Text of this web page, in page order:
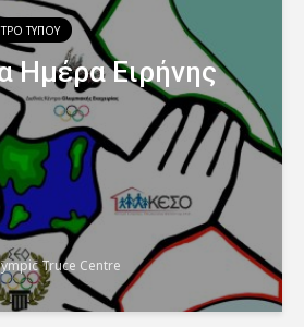
ΤΥΠΟΥ
Ημέρα Ειρήνης
Truce Centre